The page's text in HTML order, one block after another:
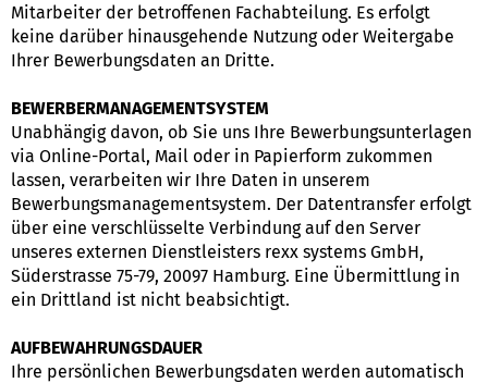
Mitarbeiter der betroffenen Fachabteilung. Es erfolgt
keine darüber hinausgehende Nutzung oder Weitergabe
Ihrer Bewerbungsdaten an Dritte.
BEWERBERMANAGEMENTSYSTEM
Unabhängig davon, ob Sie uns Ihre Bewerbungsunterlagen
via Online-Portal, Mail oder in Papierform zukommen
lassen, verarbeiten wir Ihre Daten in unserem
Bewerbungsmanagementsystem. Der Datentransfer erfolgt
über eine verschlüsselte Verbindung auf den Server
unseres externen Dienstleisters rexx systems GmbH,
Süderstrasse 75-79, 20097 Hamburg. Eine Übermittlung in
ein Drittland ist nicht beabsichtigt.
AUFBEWAHRUNGSDAUER
Ihre persönlichen Bewerbungsdaten werden automatisch